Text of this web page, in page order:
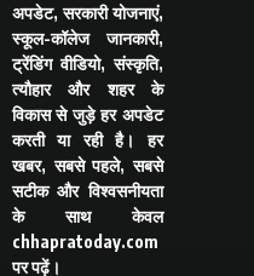
अपडेट, सरकारी योजनाएं,
स्कूल-कॉलेज जानकारी,
ट्रेंडिंग वीडियो, संस्कृति,
त्यौहार और शहर के
विकास से जुड़े हर अपडेट
करती या रही है। हर
खबर, सबसे पहले, सबसे
सटीक और विश्वसनीयता
के साथ केवल
chhapratoday.com
पर पढ़ें।